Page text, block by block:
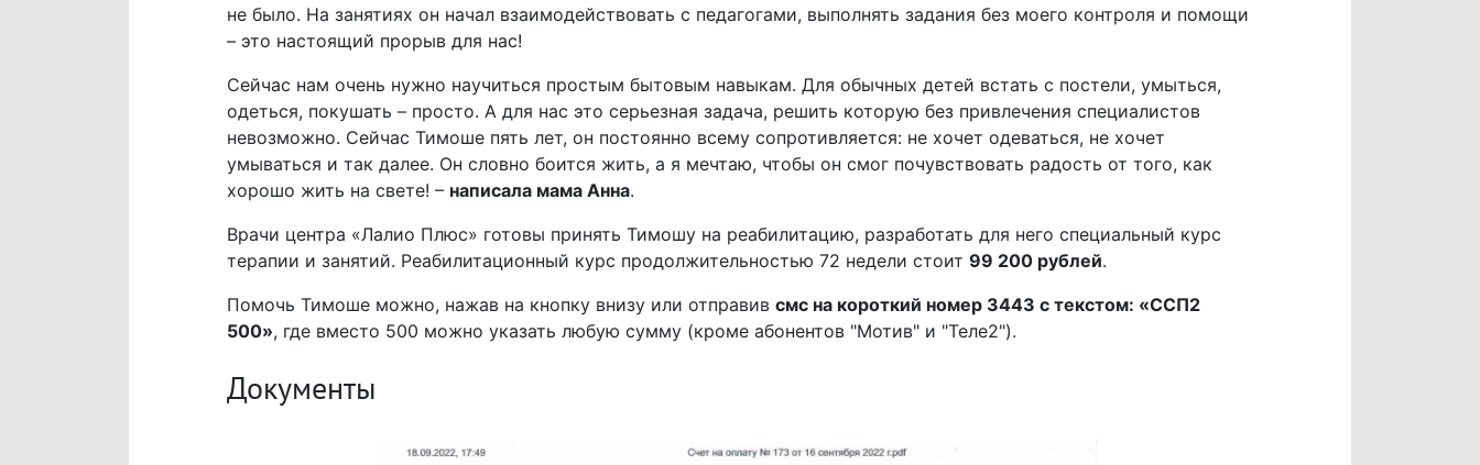
не было. На занятиях он начал взаимодействовать с педагогами, выполнять задания без моего контроля и помощи
– это настоящий прорыв для нас!
Сейчас нам очень нужно научиться простым бытовым навыкам. Для обычных детей встать с постели, умыться,
одеться, покушать – просто. А для нас это серьезная задача, решить которую без привлечения специалистов
невозможно. Сейчас Тимоше пять лет, он постоянно всему сопротивляется: не хочет одеваться, не хочет
умываться и так далее. Он словно боится жить, а я мечтаю, чтобы он смог почувствовать радость от того, как
хорошо жить на свете! – написала мама Анна.
Врачи центра «Лалио Плюс» готовы принять Тимошу на реабилитацию, разработать для него специальный курс
терапии и занятий. Реабилитационный курс продолжительностью 72 недели стоит 99 200 рублей.
Помочь Тимоше можно, нажав на кнопку внизу или отправив смс на короткий номер 3443 с текстом: «ССП2
500», где вместо 500 можно указать любую сумму (кроме абонентов "Мотив" и "Теле2").
Документы